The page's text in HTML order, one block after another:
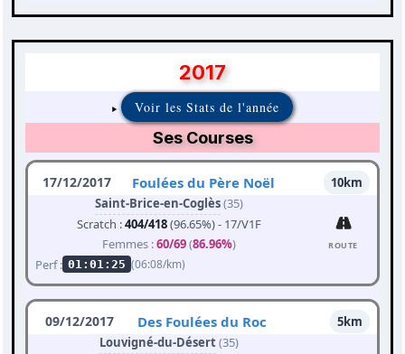
2017
Voir les Stats de l'année
Ses Courses
17/12/2017 Foulées du Père Noël
10km
Saint-Brice-en-Coglès(35)
Scratch :404/418(96.65%) - 17/V1F
Femmes :60/69(86.96%)
Perf : 01:01:25 (06:08/km)
ROUTE
09/12/2017 Des Foulées du Roc
5km
Louvigné-du-Désert(35)